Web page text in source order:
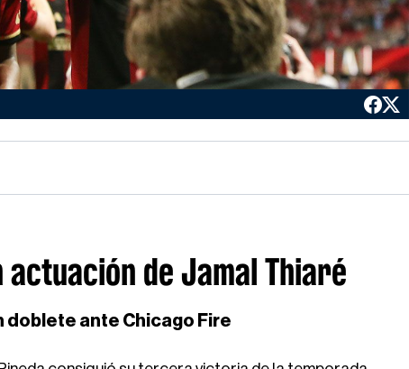
de Jamal Thiaré
doblete ante Chicago Fire